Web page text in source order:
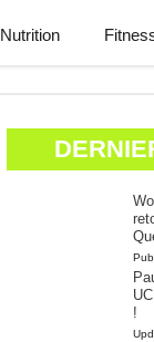
Nutrition
!